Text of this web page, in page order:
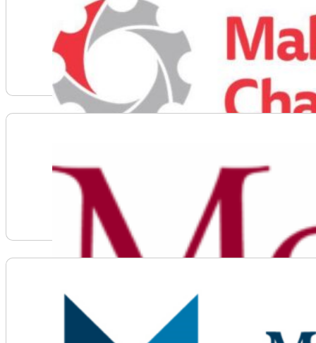
Voir plus d'informations sur Makers Making Change
Voir plus d'informations sur Mount Allison University